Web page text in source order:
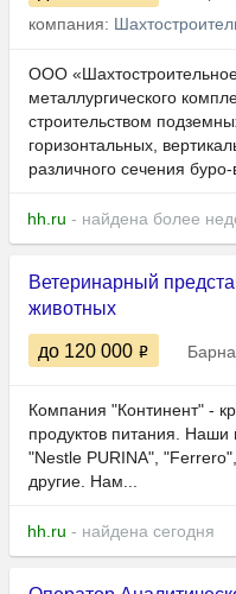
компания:
ООО
металлургического
строительством
горизонтальных,
различного сечения
hh.ru - найдена более
Ветеринарный
животных
до 120 000
Компания "Континент" -
продуктов питания. Наши
"Nestle PURINA",
другие. Нам...
hh.ru - найдена сегодня